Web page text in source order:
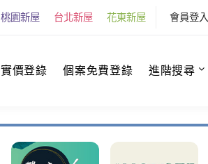
桃園新屋 台北新屋 花東新屋 會員登入
實價登錄 個案免費登錄 進階搜尋